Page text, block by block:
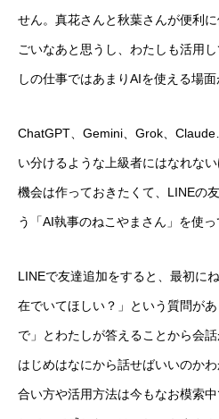
せん。真花さんと秋葉さんが便利
ごいなあと思うし、わたしも活用
しの仕事ではあまりAIを使える場面
ChatGPT、Gemini、Grok、
い分けるような上級者にはなれな
機会は作っておきたくて、LINEの
う「AI執事のねこやまさん」を使っ
LINEで友達追加をすると、最初に
在でいてほしい？」という質問が
で」とわたしが答えることから会話
はじめはなにから話せばいいのか
合い方や活用方法は今もなお模索